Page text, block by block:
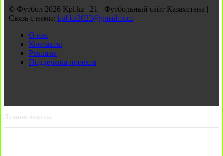
© Футбол 2026 Kpl.kz | 21+ Футбольный сайт Казахстана |
Связь с нами: kpl.kz2022@gmail.com
О нас
Контакты
Реклама
Поддержка проекта
Лучшие бонусы